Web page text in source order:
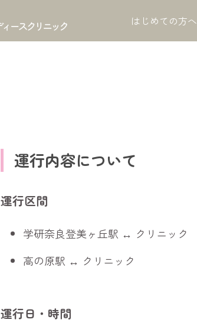
はじめての方へ
無料送迎バス
運行内容について
運行区間
学研奈良登美ヶ丘駅 ↔ クリニック
高の原駅 ↔ クリニック
運行日・時間